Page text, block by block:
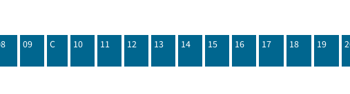
09 C 10 11 12 13 14 15 16 17 18 19